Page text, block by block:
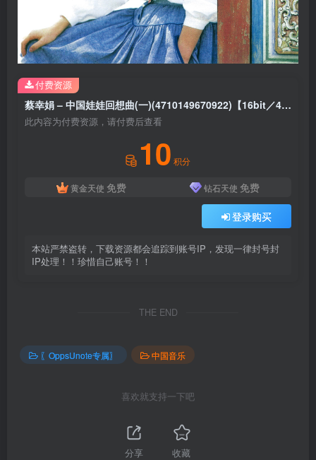
蔡幸娟 – 中国娃娃回想曲(一)(4710149670922)【16bit／44.1kHz】台湾区
此内容为付费资源，请付费后查看
10 积分
黄金天使 免费 钻石天使 免费
登录购买
本站严禁盗转，下载资源都会追踪到账号IP，发现一律封号封
IP处理！！珍惜自己账号！！
付费资源
THE END
〖OppsUnote专属〗 中国音乐
喜欢就支持一下吧
分享 收藏